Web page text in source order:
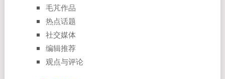
毛芃作品
热点话题
社交媒体
编辑推荐
观点与评论